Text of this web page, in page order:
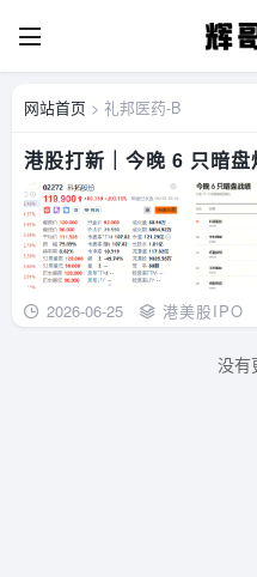
网站首页 > 礼邦医药-B
港股打新｜今晚 6 只暗盘
2026-06-25 港美股IPO
没有